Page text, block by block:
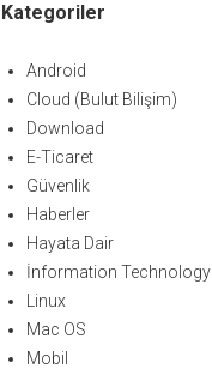
Kategoriler
Android
Cloud (Bulut Bilişim)
Download
E-Ticaret
Güvenlik
Haberler
Hayata Dair
İnformation Technology
Linux
Mac OS
Mobil